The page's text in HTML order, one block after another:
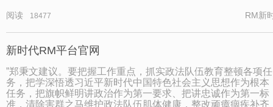
阅读 18477 RM新
新时代RM平台官网
”郑秉文建议。要把握工作重点，抓实政法队伍教育整顿各项任
务，把学深悟透习近平新时代中国特色社会主义思想作为根本
任务，把旗帜鲜明讲政治作为第一要求、把讲忠诚作为第一标
准，清除害群之马维护政法队伍肌体健康，整改顽瘴痼疾补齐